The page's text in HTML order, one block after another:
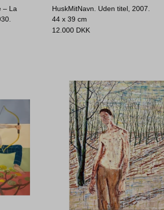
– La
HuskMitNavn. Uden titel, 2007.
44 x 39 cm
12.000 DKK